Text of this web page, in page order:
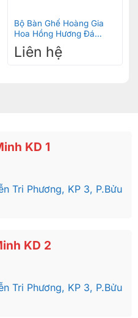
ý 8 món gỗ beach
8 món gỗ beach
da bò ý 8 món gỗ
bày bộ sofa này quả
cấp và địa vị. Sang
cấp ở kiểu dáng và
nổi bật hơn trong phòng
Bộ Bàn Ghế Hoàng Gia
Hoa Hồng Hương Đá
Chân 14 6 Món BBG246
Liên hệ
KD 1
Tri Phương, KP 3, P.Bửu
KD 2
Tri Phương, KP 3, P.Bửu